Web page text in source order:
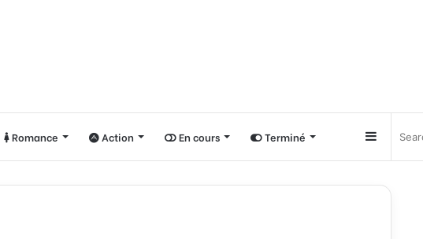
Romance Action En cours Terminé Sidebar